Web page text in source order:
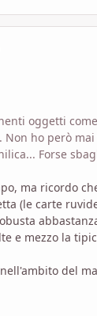
oggetti
ho però
Forse
ma ricordo
(le carte
e mezzo la
del